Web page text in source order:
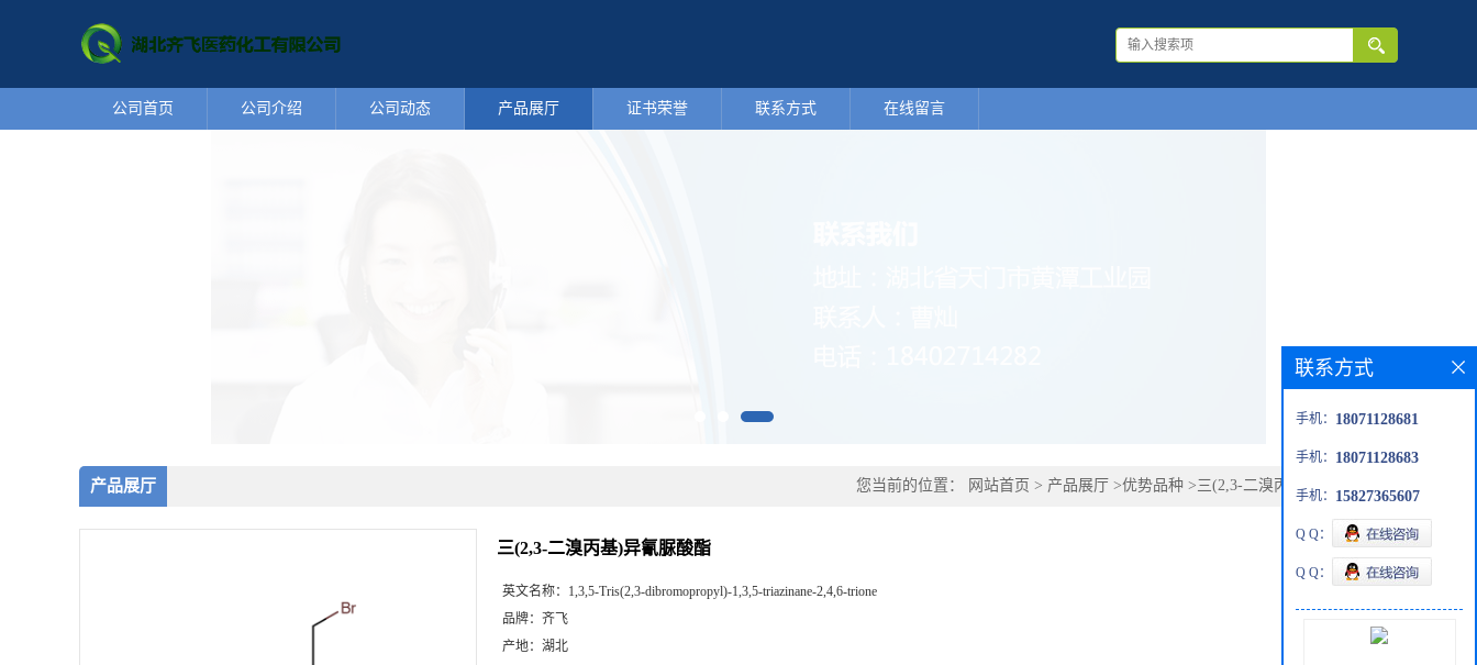
公司首页 公司介绍 公司动态 产品展厅 证书荣誉 联系方式 在线留言
产品展厅 您当前的位置： 网站首页 > 产品展厅 >优势品种 >三(2,3-二溴丙基)异氰脲酸酯
三(2,3-二溴丙基)异氰脲酸酯
英文名称： 1,3,5-Tris(2,3-dibromopropyl)-1,3,5-triazinane-2,4,6-trione
品牌： 齐飞
产地： 湖北
联系方式
手机： 18071128681
手机： 18071128683
手机： 15827365607
Q Q：
Q Q：